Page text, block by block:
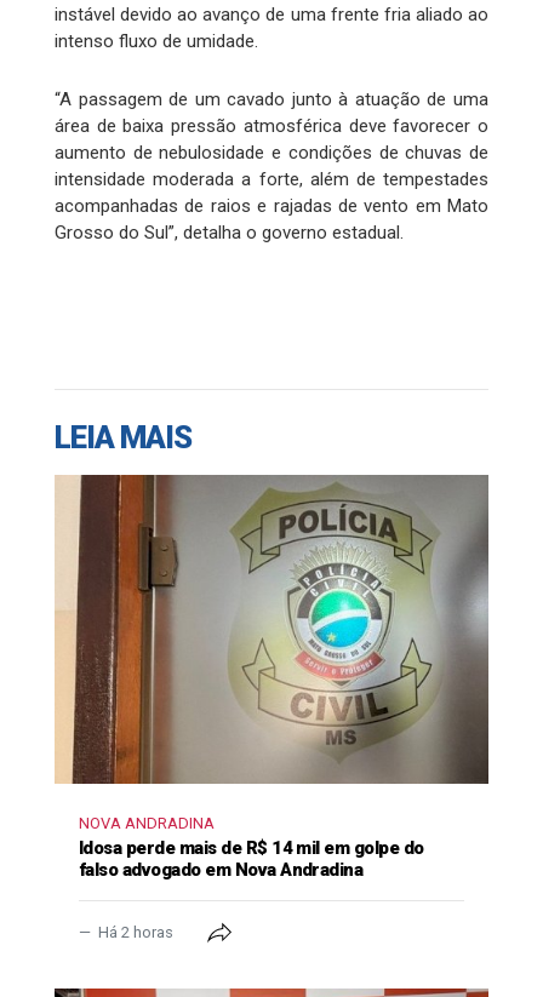
instável devido ao avanço de uma frente fria aliado ao
intenso fluxo de umidade.
“A passagem de um cavado junto à atuação de uma
área de baixa pressão atmosférica deve favorecer o
aumento de nebulosidade e condições de chuvas de
intensidade moderada a forte, além de tempestades
acompanhadas de raios e rajadas de vento em Mato
Grosso do Sul”, detalha o governo estadual.
LEIA MAIS
NOVA ANDRADINA
Idosa perde mais de R$ 14 mil em golpe do
falso advogado em Nova Andradina
Há 2 horas